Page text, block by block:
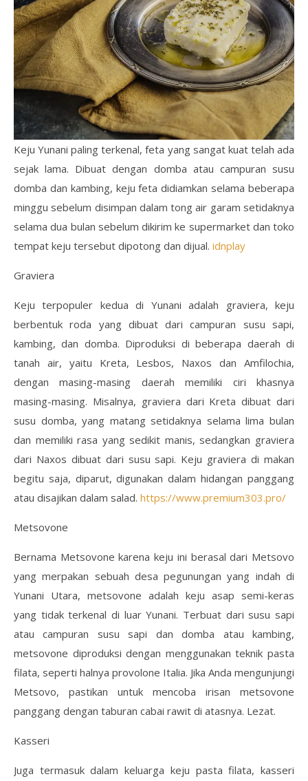
Keju Yunani paling terkenal, feta yang sangat kuat telah ada
sejak lama. Dibuat dengan domba atau campuran susu
domba dan kambing, keju feta didiamkan selama beberapa
minggu sebelum disimpan dalam tong air garam setidaknya
selama dua bulan sebelum dikirim ke supermarket dan toko
tempat keju tersebut dipotong dan dijual. idnplay
Graviera
Keju terpopuler kedua di Yunani adalah graviera, keju
berbentuk roda yang dibuat dari campuran susu sapi,
kambing, dan domba. Diproduksi di beberapa daerah di
tanah air, yaitu Kreta, Lesbos, Naxos dan Amfilochia,
dengan masing-masing daerah memiliki ciri khasnya
masing-masing. Misalnya, graviera dari Kreta dibuat dari
susu domba, yang matang setidaknya selama lima bulan
dan memiliki rasa yang sedikit manis, sedangkan graviera
dari Naxos dibuat dari susu sapi. Keju graviera di makan
begitu saja, diparut, digunakan dalam hidangan panggang
atau disajikan dalam salad. https://www.premium303.pro/
Metsovone
Bernama Metsovone karena keju ini berasal dari Metsovo
yang merpakan sebuah desa pegunungan yang indah di
Yunani Utara, metsovone adalah keju asap semi-keras
yang tidak terkenal di luar Yunani. Terbuat dari susu sapi
atau campuran susu sapi dan domba atau kambing,
metsovone diproduksi dengan menggunakan teknik pasta
filata, seperti halnya provolone Italia. Jika Anda mengunjungi
Metsovo, pastikan untuk mencoba irisan metsovone
panggang dengan taburan cabai rawit di atasnya. Lezat.
Kasseri
Juga termasuk dalam keluarga keju pasta filata, kasseri